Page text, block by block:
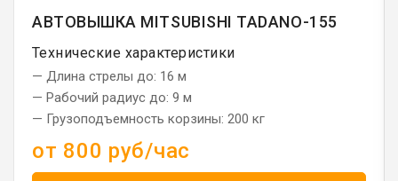
АВТОВЫШКА MITSUBISHI TADANO-155
Технические характеристики
— Длина стрелы до: 16 м
— Рабочий радиус до: 9 м
— Грузоподъемность корзины: 200 кг
от 800 руб/час